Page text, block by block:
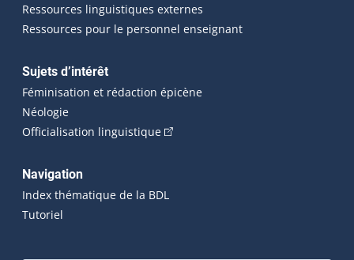
Ressources linguistiques externes
Ressources pour le personnel enseignant
Sujets d’intérêt
Féminisation et rédaction épicène
Néologie
Officialisation linguistique(Cet hyperlien externe s'ouvrira
Navigation
Index thématique de la BDL
Tutoriel